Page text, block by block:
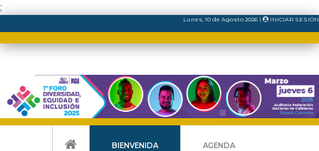
;
Lunes, 10 de Agosto 2026 | INICIAR SESIÓN
BIENVENIDA AGENDA